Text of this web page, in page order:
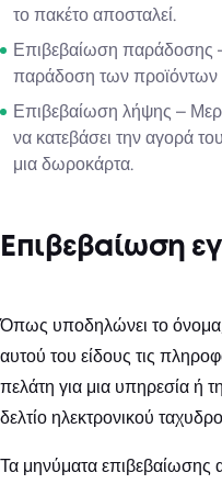
το πακέτο αποσταλεί.
Επιβεβαίωση παράδοσης –
παράδοση των προϊόντων
Επιβεβαίωση λήψης –
να κατεβάσει την αγορά
μια δωροκάρτα.
Επιβεβαίωση
Όπως υποδηλώνει το όνομα,
αυτού του είδους τις
πελάτη για μια υπηρεσία ή
δελτίο ηλεκτρονικού
Τα μηνύματα επιβεβαίωσης